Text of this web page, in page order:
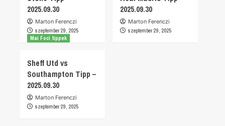
2025.09.30
Marton Ferenczi
szeptember 29, 2025
2025.09.30
Marton Ferenczi
szeptember 29, 2025
Mai Foci tippek
Sheff Utd vs
Southampton Tipp –
2025.09.30
Marton Ferenczi
szeptember 29, 2025